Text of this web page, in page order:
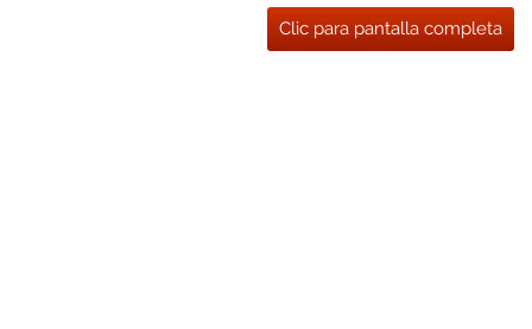
Clic para pantalla completa